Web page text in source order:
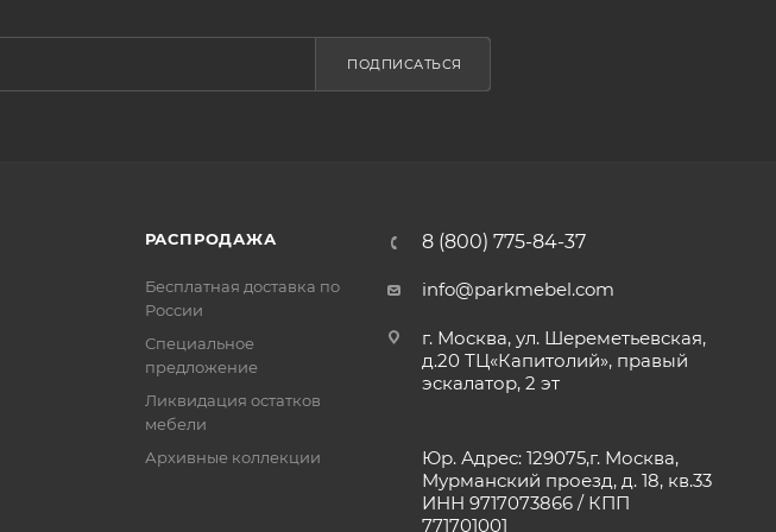
ПОДПИСАТЬСЯ
РАСПРОДАЖА
Бесплатная доставка по
России
Специальное
предложение
Ликвидация остатков
мебели
Архивные коллекции
8 (800) 775-84-37
info@parkmebel.com
г. Москва, ул. Шереметьевская,
д.20 ТЦ«Капитолий», правый
эскалатор, 2 эт
Юр. Адрес: 129075,г. Москва,
Мурманский проезд, д. 18, кв.33
ИНН 9717073866 / КПП
771701001